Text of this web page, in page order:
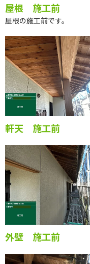
屋根 施工前
屋根の施工前です。
軒天 施工前
外壁 施工前